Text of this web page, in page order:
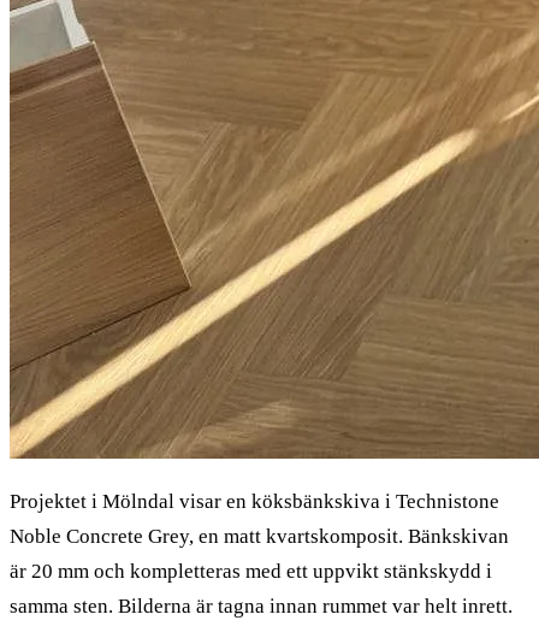
Projektet i Mölndal visar en köksbänkskiva i Technistone
Noble Concrete Grey, en matt kvartskomposit. Bänkskivan
är 20 mm och kompletteras med ett uppvikt stänkskydd i
samma sten. Bilderna är tagna innan rummet var helt inrett.